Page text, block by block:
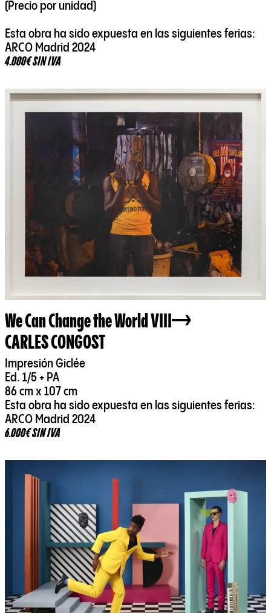
(Precio por unidad)
Esta obra ha sido expuesta en las siguientes ferias:
ARCO Madrid 2024
4.000€ SIN IVA
We Can Change the World VIII
CARLES CONGOST
Impresión Giclée
Ed. 1/5 + PA
86 cm x 107 cm
Esta obra ha sido expuesta en las siguientes ferias:
ARCO Madrid 2024
6.000€ SIN IVA